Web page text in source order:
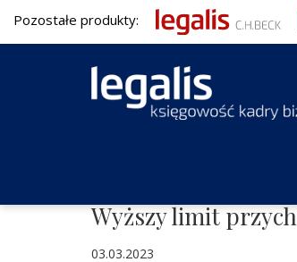
Pozostałe produkty:
Wyższy limit
03.03.2023